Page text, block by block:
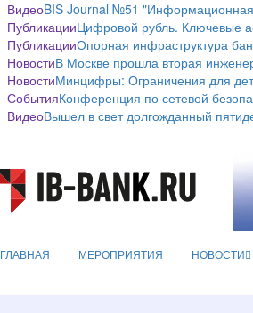
ВидеоBIS Journal №51
ПубликацииЦифровой рубль. Ключевые
ПубликацииОпорная инфраструктура
НовостиВ Москве прошла вторая
НовостиМинцифры: Ограничения для
СобытияКонференция по сетевой
ВидеоВышел в свет долгожданный
ГЛАВНАЯ МЕРОПРИЯТИЯ НОВОСТИ